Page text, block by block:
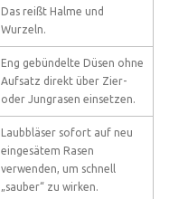
Das reißt Halme und
Wurzeln.
Eng gebündelte Düsen ohne
Aufsatz direkt über Zier-
oder Jungrasen einsetzen.
Laubbläser sofort auf neu
eingesätem Rasen
verwenden, um schnell
„sauber“ zu wirken.